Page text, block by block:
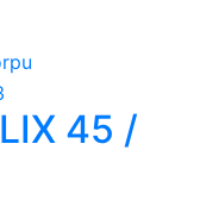
45 /